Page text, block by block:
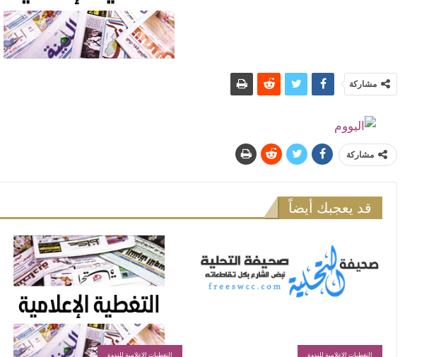
مشاركة
مشاركة
قد يعجبك أيضاً
التغطيات الإعلامية للندوة التغطيات الإعلامية للندوة